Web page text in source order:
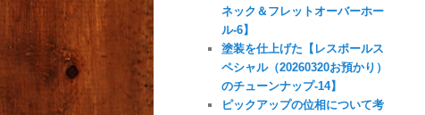
ネック＆フレットオーバーホー
ル-6】
塗装を仕上げた【レスポールス
ペシャル（20260320お預かり）
のチューンナップ-14】
ピックアップの位相について考